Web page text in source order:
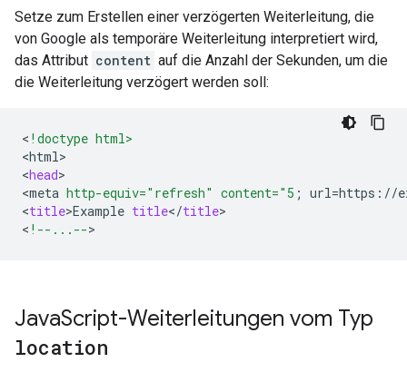
Setze zum Erstellen einer verzögerten Weiterleitung, die
von Google als temporäre Weiterleitung interpretiert wird,
das Attribut content auf die Anzahl der Sekunden, um die
die Weiterleitung verzögert werden soll:
< !doctype html>
<html>
<head>
<meta http-equiv="refresh" content="5 ; url=https : //
<title>Example title</title>
< !--...-->
JavaScript-Weiterleitungen vom Typ
location